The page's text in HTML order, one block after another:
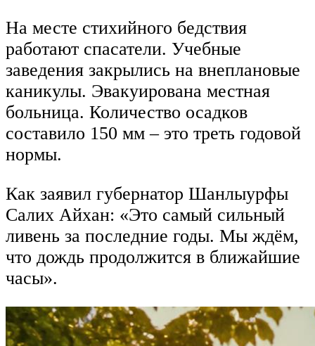
На месте стихийного бедствия
работают спасатели. Учебные
заведения закрылись на внеплановые
каникулы. Эвакуирована местная
больница. Количество осадков
составило 150 мм – это треть годовой
нормы.
Как заявил губернатор Шанлыурфы
Салих Айхан: «Это самый сильный
ливень за последние годы. Мы ждём,
что дождь продолжится в ближайшие
часы».